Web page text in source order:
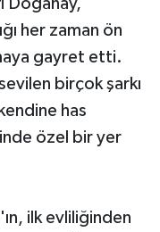
her zaman ön
gayret etti.
birçok şarkı
has
özel bir yer
ilk evliliğinden